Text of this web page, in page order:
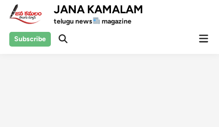
Skip
JANA KAMALAM
telugu news magazine
Subscribe
Open